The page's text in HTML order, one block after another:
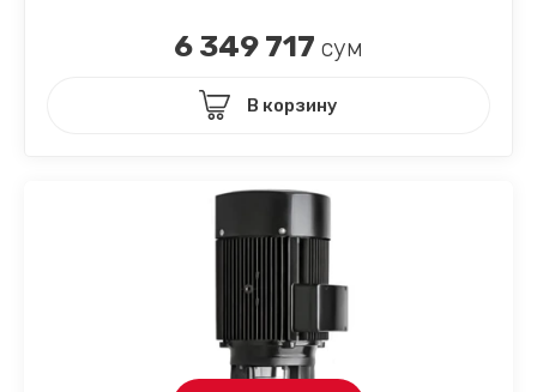
6 349 717 сум
В корзину